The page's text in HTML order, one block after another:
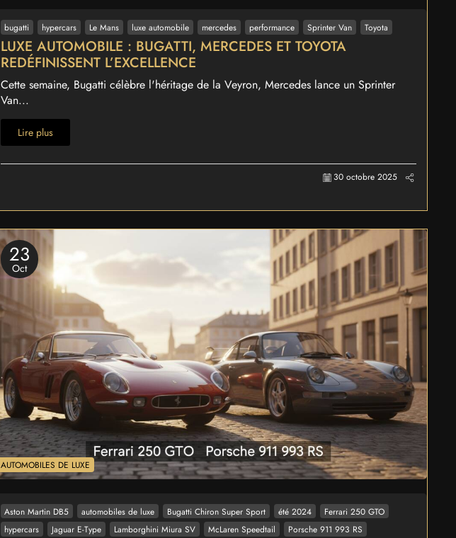
bugatti hypercars Le Mans luxe automobile mercedes performance Sprinter Van Toyota
LUXE AUTOMOBILE : BUGATTI, MERCEDES ET TOYOTA
REDÉFINISSENT L’EXCELLENCE
Cette semaine, Bugatti célèbre l'héritage de la Veyron, Mercedes lance un Sprinter
Van...
Lire plus
30 octobre 2025
23
Oct
AUTOMOBILES DE LUXE
Aston Martin DB5 automobiles de luxe Bugatti Chiron Super Sport été 2024
Ferrari 250 GTO
hypercars
Jaguar E-Type Lamborghini Miura SV McLaren Speedtail
Porsche 911 993 RS